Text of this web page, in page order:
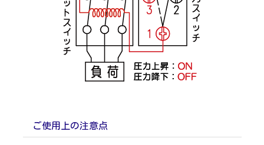
ご使用上の注意点